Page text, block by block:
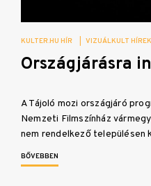
KULTER.HU HÍR VIZUÁLKULT HÍREK
Országjárásra
A Tájoló mozi országjáró
Nemzeti Filmszínház
nem rendelkező
BŐVEBBEN